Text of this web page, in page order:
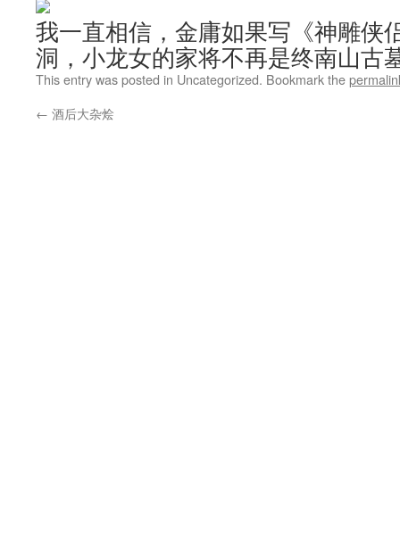
我一直相信，金庸如果写《神雕侠
洞，小龙女的家将不再是终南山古
This entry was posted in Uncategorized. Bookmark the
← 酒后大杂烩